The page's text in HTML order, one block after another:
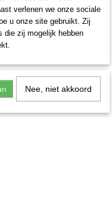
verlenen we onze sociale
u onze site gebruikt. Zij
die zij mogelijk hebben
Nee, niet akkoord